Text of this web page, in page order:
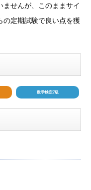
ませんが、このままサイ
の定期試験で良い点を獲
数学検定7級